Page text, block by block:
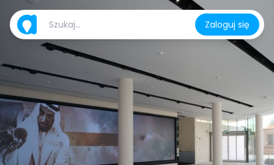
Zaloguj się